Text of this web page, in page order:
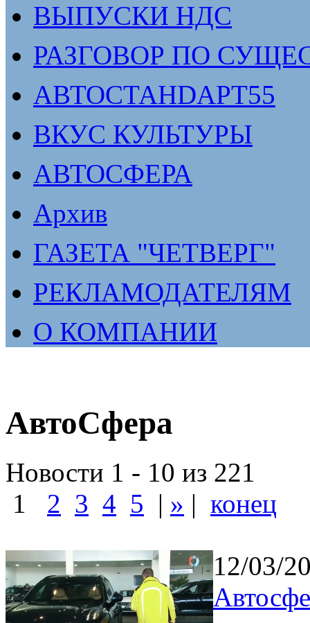
ВЫПУСКИ НДС
РАЗГОВОР ПО
АВТОСТАНDАРТ55
ВКУС КУЛЬТУРЫ
АВТОСФЕРА
Архив
ГАЗЕТА "ЧЕТВЕРГ"
РЕКЛАМОДАТЕЛЯМ
О КОМПАНИИ
АвтоСфера
Новости 1 - 10 из 221
1
2 3 4 5 | » | конец
12/03/